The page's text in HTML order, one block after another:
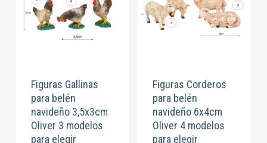
Figuras Gallinas
para belén
navideño 3,5x3cm
Oliver 3 modelos
para elegir
Figuras Corderos
para belén
navideño 6x4cm
Oliver 4 modelos
para elegir